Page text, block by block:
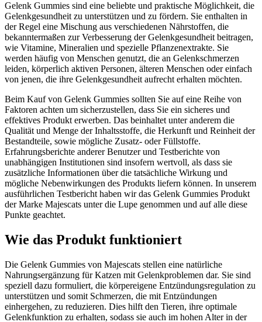
Gelenk Gummies sind eine beliebte und praktische Möglichkeit, die
Gelenkgesundheit zu unterstützen und zu fördern. Sie enthalten in
der Regel eine Mischung aus verschiedenen Nährstoffen, die
bekanntermaßen zur Verbesserung der Gelenkgesundheit beitragen,
wie Vitamine, Mineralien und spezielle Pflanzenextrakte. Sie
werden häufig von Menschen genutzt, die an Gelenkschmerzen
leiden, körperlich aktiven Personen, älteren Menschen oder einfach
von jenen, die ihre Gelenkgesundheit aufrecht erhalten möchten.
Beim Kauf von Gelenk Gummies sollten Sie auf eine Reihe von
Faktoren achten um sicherzustellen, dass Sie ein sicheres und
effektives Produkt erwerben. Das beinhaltet unter anderem die
Qualität und Menge der Inhaltsstoffe, die Herkunft und Reinheit der
Bestandteile, sowie mögliche Zusatz- oder Füllstoffe.
Erfahrungsberichte anderer Benutzer und Testberichte von
unabhängigen Institutionen sind insofern wertvoll, als dass sie
zusätzliche Informationen über die tatsächliche Wirkung und
mögliche Nebenwirkungen des Produkts liefern können. In unserem
ausführlichen Testbericht haben wir das Gelenk Gummies Produkt
der Marke Majescats unter die Lupe genommen und auf alle diese
Punkte geachtet.
Wie das Produkt funktioniert
Die Gelenk Gummies von Majescats stellen eine natürliche
Nahrungsergänzung für Katzen mit Gelenkproblemen dar. Sie sind
speziell dazu formuliert, die körpereigene Entzündungsregulation zu
unterstützen und somit Schmerzen, die mit Entzündungen
einhergehen, zu reduzieren. Dies hilft den Tieren, ihre optimale
Gelenkfunktion zu erhalten, sodass sie auch im hohen Alter in der